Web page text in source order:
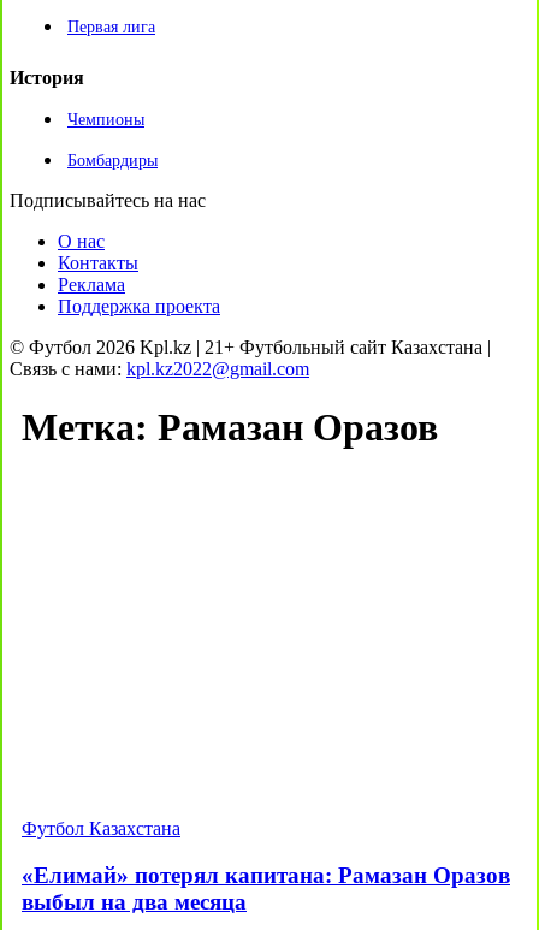
Первая лига
История
Чемпионы
Бомбардиры
Подписывайтесь на нас
О нас
Контакты
Реклама
Поддержка проекта
© Футбол 2026 Kpl.kz | 21+ Футбольный сайт Казахстана |
Связь с нами: kpl.kz2022@gmail.com
Метка: Рамазан Оразов
Футбол Казахстана
«Елимай» потерял капитана: Рамазан Оразов
выбыл на два месяца